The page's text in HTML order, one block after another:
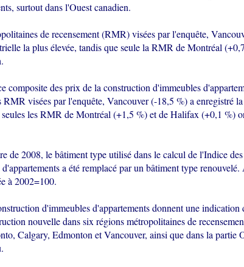
surtout dans l'Ouest canadien.
de recensement (RMR) visées par l'enquête,
la plus élevée, tandis que seule la RMR de Montréal
composite des prix de la construction d'immeubles
visées par l'enquête, Vancouver (-18,5 %) a enregistré
seules les RMR de Montréal (+1,5 %) et de Halifax (+0,1 %)
de 2008, le bâtiment type utilisé dans le calcul de l'Indice
a été remplacé par un bâtiment type renouvelé.
à 2002=100.
d'immeubles d'appartements donnent une indication
nouvelle dans six régions métropolitaines de
Calgary, Edmonton et Vancouver, ainsi que dans la partie